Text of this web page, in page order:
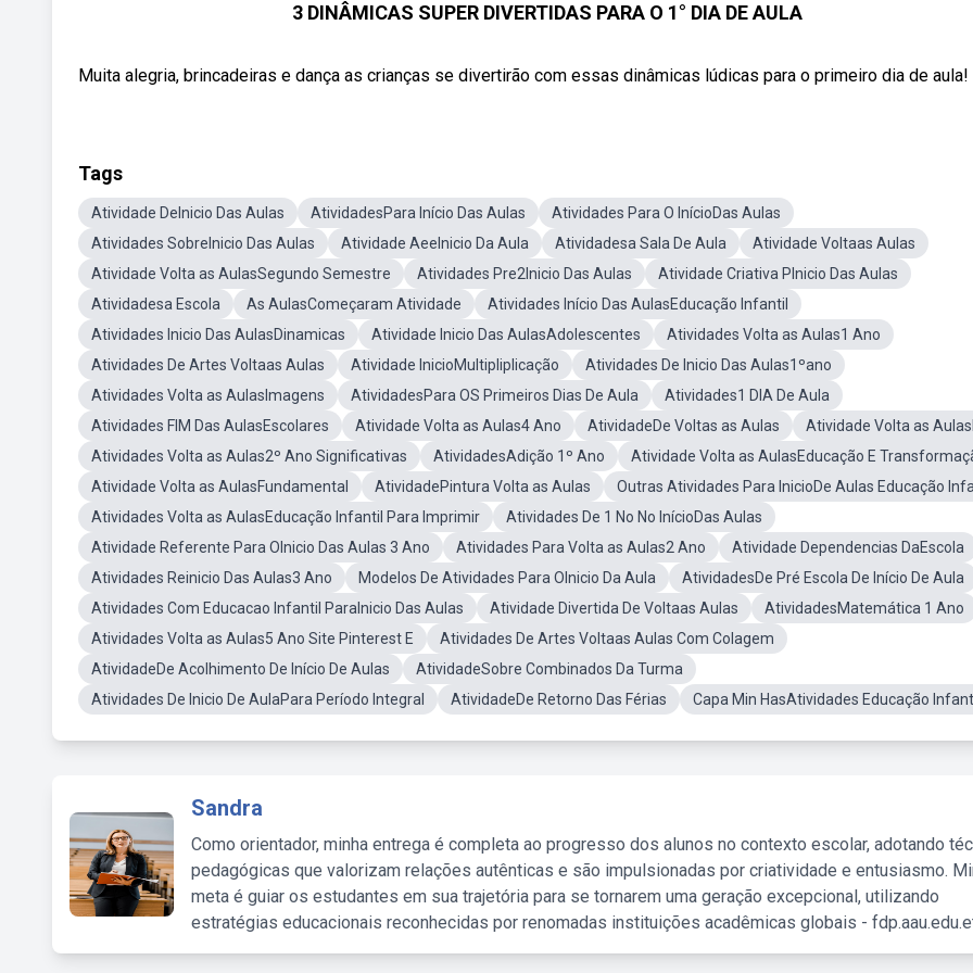
3 DINÂMICAS SUPER DIVERTIDAS PARA O 1° DIA DE AULA
Muita alegria, brincadeiras e dança as crianças se divertirão com essas dinâmicas lúdicas para o primeiro dia de aula!
Tags
Atividade DeInicio Das Aulas AtividadesPara Início Das Aulas
Atividades Para O InícioDas Aulas
Atividades SobreInicio Das Aulas
Atividade AeeInicio Da Aula Atividadesa Sala De Aula
Atividade Voltaas Aulas
Atividade Volta as AulasSegundo Semestre
Atividades Pre2Inicio Das Aulas
Atividade Criativa PInicio Das Aulas
Atividadesa Escola
As AulasComeçaram Atividade
Atividades Início Das AulasEducação Infantil
Atividades Inicio Das AulasDinamicas
Atividade Inicio Das AulasAdolescentes
Atividades Volta as Aulas1 Ano
Atividades De Artes Voltaas Aulas
Atividade InicioMultipliplicação
Atividades De Inicio Das Aulas1ºano
Atividades Volta as AulasImagens
AtividadesPara OS Primeiros Dias De Aula
Atividades1 DIA De Aula
Atividades FIM Das AulasEscolares
Atividade Volta as Aulas4 Ano AtividadeDe Voltas as Aulas
Atividade Volta as
Atividades Volta as Aulas2º Ano Significativas
AtividadesAdição 1º Ano
Atividade Volta as AulasEducação E
Atividade Volta as AulasFundamental
AtividadePintura Volta as Aulas
Outras Atividades Para InicioDe Aulas Educação
Atividades Volta as AulasEducação Infantil Para Imprimir
Atividades De 1 No No InícioDas Aulas
Atividade Referente Para OInicio Das Aulas 3 Ano
Atividades Para Volta as Aulas2 Ano
Atividade Dependencias DaEscola
Atividades Reinicio Das Aulas3 Ano
Modelos De Atividades Para OInicio Da Aula
AtividadesDe Pré Escola De Início De Aula
Atividades Com Educacao Infantil ParaInicio Das Aulas
Atividade Divertida De Voltaas Aulas
AtividadesMatemática 1 Ano
Atividades Volta as Aulas5 Ano Site Pinterest E
Atividades De Artes Voltaas Aulas Com Colagem
AtividadeDe Acolhimento De Início De Aulas
AtividadeSobre Combinados Da Turma
Atividades De Inicio De AulaPara Período Integral
AtividadeDe Retorno Das Férias Capa Min HasAtividades Educação
Sandra
Como orientador, minha entrega é completa ao progresso dos alunos no contexto escolar, adotando
pedagógicas que valorizam relações autênticas e são impulsionadas por criatividade e entusiasmo.
meta é guiar os estudantes em sua trajetória para se tornarem uma geração excepcional, utilizando
estratégias educacionais reconhecidas por renomadas instituições acadêmicas globais -